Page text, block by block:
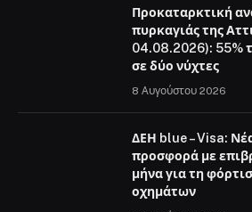
Προκαταρκτική
πυρκαγιάς της
04.08.2026): 55%
σε δύο νύχτες
8 Αυγούστου 2026
ΔΕΗ blue – Visa:
προσφορά με
μήνα για τη
οχημάτων